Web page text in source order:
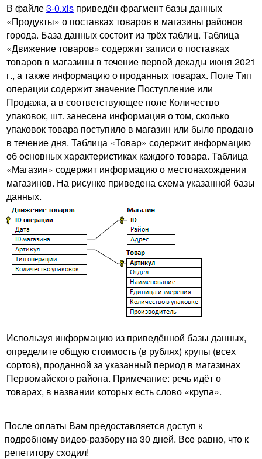
В файле3-0.xls приведён фрагмент базы данных
«Продукты» о поставках товаров в магазины районов
города. База данных состоит из трёх таблиц. Таблица
«Движение товаров» содержит записи о поставках
товаров в магазины в течение первой декады июня 2021
г., а также информацию о проданных товарах. Поле Тип
операции содержит значение Поступление или
Продажа, а в соответствующее поле Количество
упаковок, шт. занесена информация о том, сколько
упаковок товара поступило в магазин или было продано
в течение дня. Таблица «Товар» содержит информацию
об основных характеристиках каждого товара. Таблица
«Магазин» содержит информацию о местонахождении
магазинов. На рисунке приведена схема указанной базы
данных.
Используя информацию из приведённой базы данных,
определите общую стоимость (в рублях) крупы (всех
сортов), проданной за указанный период в магазинах
Первомайского района. Примечание: речь идёт о
товарах, в названии которых есть слово «крупа».
После оплаты Вам предоставляется доступ к
подробному видео-разбору на 30 дней. Все равно, что к
репетитору сходил!